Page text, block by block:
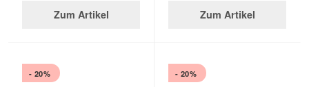
Zum Artikel Zum Artikel
- 20% - 20%